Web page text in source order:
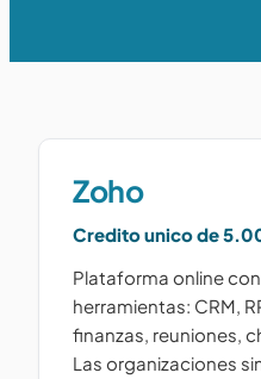
Zoho
Credito unico de
Plataforma online
herramientas: CRM,
finanzas, reuniones,
Las organizaciones